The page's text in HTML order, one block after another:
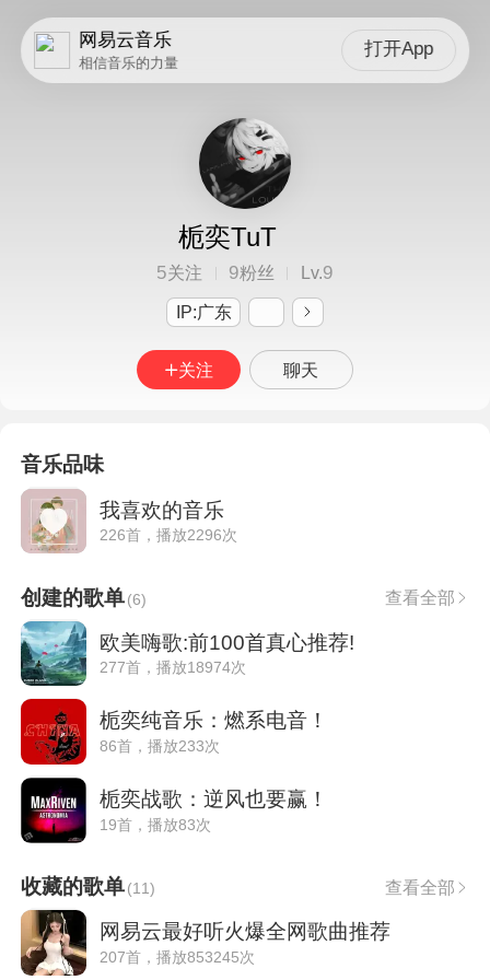
网易云音乐
相信音乐的力量
打开App
栀奕TuT
5关注 9粉丝 Lv.9
IP:广东
关注 聊天
音乐品味
我喜欢的音乐
226首，播放2296次
创建的歌单(6) 查看全部
欧美嗨歌:前100首真心推荐!
277首，播放18974次
栀奕纯音乐：燃系电音！
86首，播放233次
栀奕战歌：逆风也要赢！
19首，播放83次
收藏的歌单(11) 查看全部
网易云最好听火爆全网歌曲推荐
207首，播放853245次